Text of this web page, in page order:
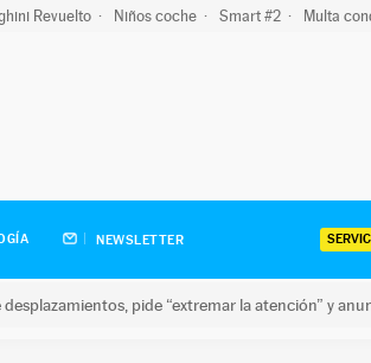
Revuelto Niños coche Smart #2 Multa
NEWSLETTER
pide “extremar la atención” y